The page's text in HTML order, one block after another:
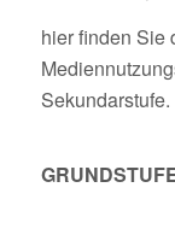
hier finden Sie
Sekundarstufe.